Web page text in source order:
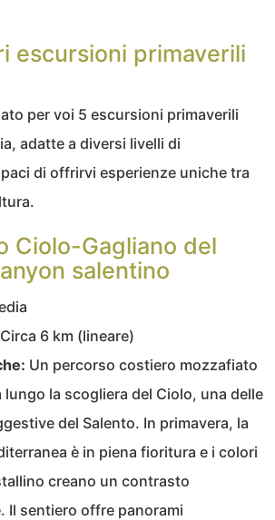
escursioni primaverili
per voi 5 escursioni primaverili
adatte a diversi livelli di
di offrirvi esperienze uniche tra
Ciolo-Gagliano del
salentino
Circa 6 km (lineare)
Un percorso costiero mozzafiato
lungo la scogliera del Ciolo, una delle
del Salento. In primavera, la
è in piena fioritura e i colori
creano un contrasto
Il sentiero offre panorami